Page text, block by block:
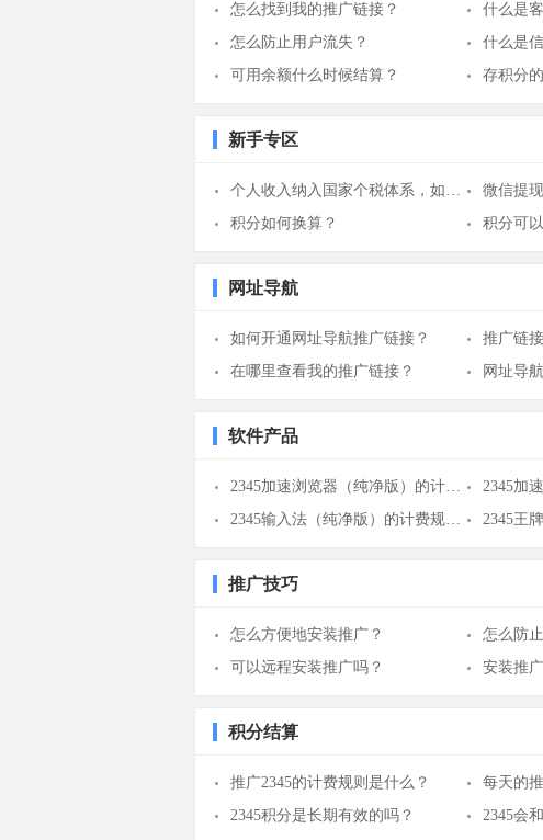
怎么找到我的推广链接？
什么是
怎么防止用户流失？
什么是
可用余额什么时候结算？
存积分
新手专区
个人收入纳入国家个税体系，如何计算？ 微信提
积分如何换算？
积分可
网址导航
如何开通网址导航推广链接？ 推广链
在哪里查看我的推广链接？
网址导
软件产品
2345加速浏览器（纯净版）的计费规则是什么？
2345输入法（纯净版）的计费规则是什么？
推广技巧
怎么方便地安装推广？ 怎么防
可以远程安装推广吗？
安装推
积分结算
推广2345的计费规则是什么？ 每天的
2345积分是长期有效的吗？
2345会